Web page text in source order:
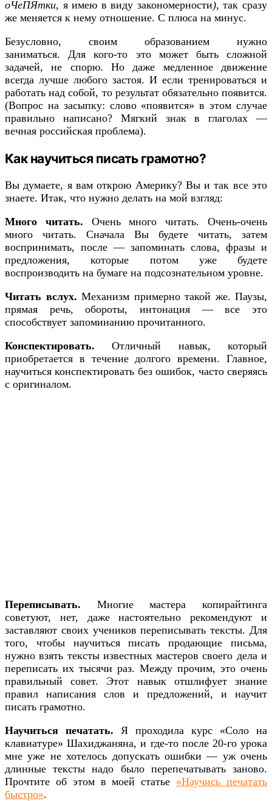
оЧеПЯтки, я имею в виду закономерности),так сразу
же меняется к нему отношение. С плюса на минус.
Безусловно, своим образованием нужно
заниматься. Для кого-то это может быть сложной
задачей, не спорю. Но даже медленное движение
всегда лучше любого застоя. И если тренироваться и
работать над собой, то результат обязательно появится.
(Вопрос на засыпку: слово «появится» в этом случае
правильно написано? Мягкий знак в глаголах —
вечная российская проблема).
Как научиться писать грамотно?
Вы думаете, я вам открою Америку? Вы и так все это
знаете. Итак, что нужно делать на мой взгляд:
Много читать. Очень много читать. Очень-очень
много читать. Сначала Вы будете читать, затем
воспринимать, после — запоминать слова, фразы и
предложения, которые потом уже будете
воспроизводить на бумаге на подсознательном уровне.
Читать вслух. Механизм примерно такой же. Паузы,
прямая речь, обороты, интонация — все это
способствует запоминанию прочитанного.
Конспектировать. Отличный навык, который
приобретается в течение долгого времени. Главное,
научиться конспектировать без ошибок, часто сверяясь
с оригиналом.
Переписывать. Многие мастера копирайтинга
советуют, нет, даже настоятельно рекомендуют и
заставляют своих учеников переписывать тексты. Для
того, чтобы научиться писать продающие письма,
нужно взять тексты известных мастеров своего дела и
переписать их тысячи раз. Между прочим, это очень
правильный совет. Этот навык отшлифует знание
правил написания слов и предложений, и научит
писать грамотно.
Научиться печатать. Я проходила курс «Соло на
клавиатуре» Шахиджаняна, и где-то после 20-го урока
мне уже не хотелось допускать ошибки — уж очень
длинные тексты надо было перепечатывать заново.
Прочтите об этом в моей статье «Научись печатать
быстро».